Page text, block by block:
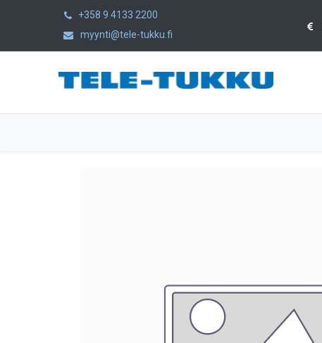
+358 9 4133 2200
myynti@tele-tukku.fi